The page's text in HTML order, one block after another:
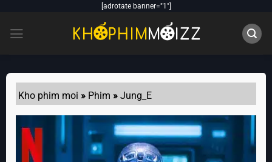
content
[adrotate banner="1"]
Kho phim moi » Phim »Jung_E